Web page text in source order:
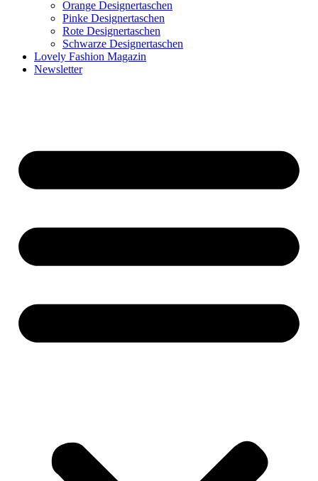
Orange Designertaschen
Pinke Designertaschen
Rote Designertaschen
Schwarze Designertaschen
Lovely Fashion Magazin
Newsletter